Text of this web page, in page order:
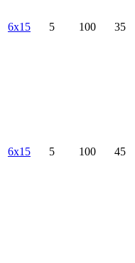
6x15 5 100 35
6x15 5 100 45